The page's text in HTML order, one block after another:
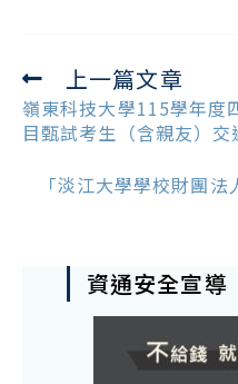
Read
more
articles
上一篇文章
嶺東科技大學115學年度
目甄試考生（含親友）
「淡江大學學校財團
資通安全宣導